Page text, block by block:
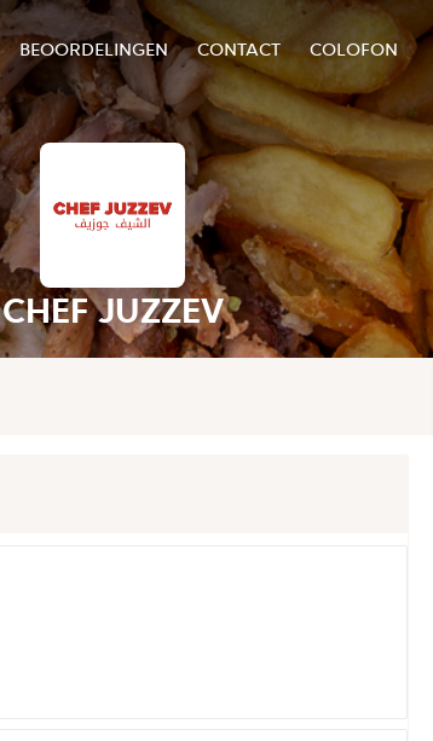
BEOORDELINGEN CONTACT COLOFON
CHEF JUZZEV